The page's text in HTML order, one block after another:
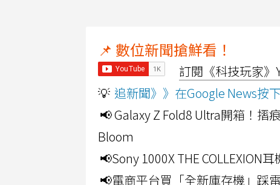
📌 數位新聞搶鮮看！
訂閱《科技玩家》
💡 追新聞》》在Google News按
📢 Galaxy Z Fold8 Ultra開箱！摺
Bloom
📢Sony 1000X THE COLLEXION
📢電商平台買「全新庫存機」踩